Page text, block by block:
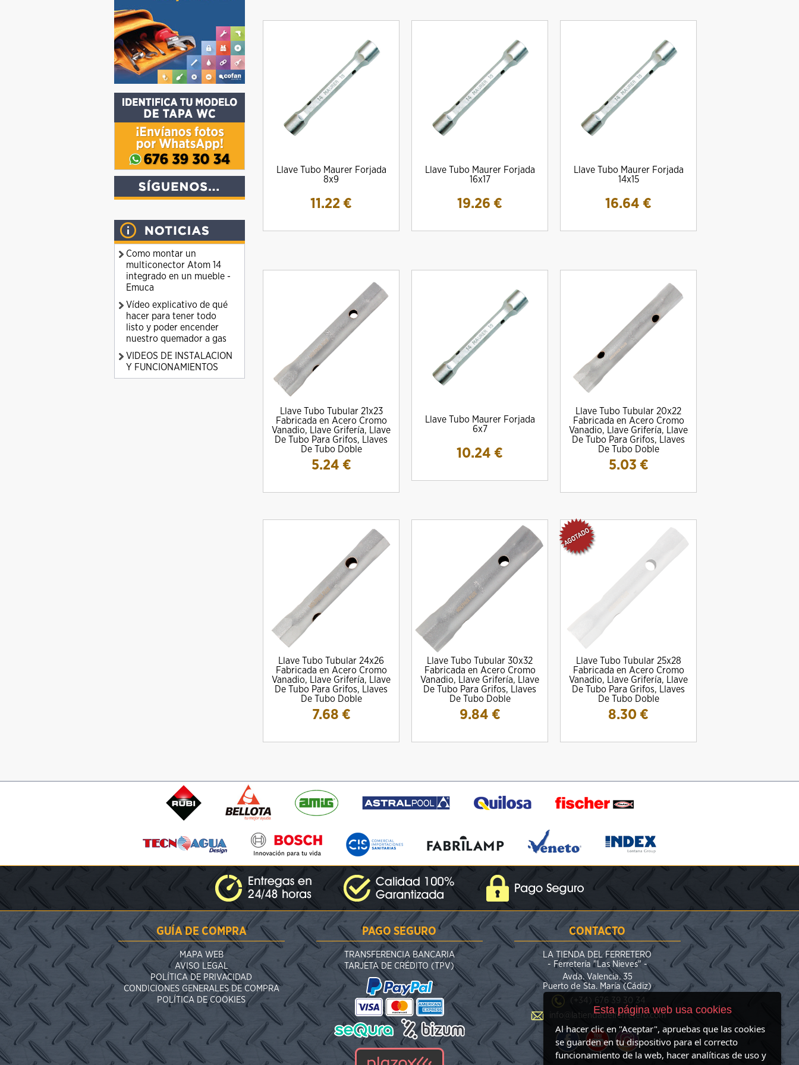
Como montar un
multiconector Atom 14
integrado en un mueble -
Emuca
Vídeo explicativo de qué
hacer para tener todo
listo y poder encender
nuestro quemador a gas
VIDEOS DE INSTALACION
Y FUNCIONAMIENTOS
Llave Tubo Maurer Forjada
8x9
11.22 €
Llave Tubo Maurer Forjada
16x17
19.26 €
Llave Tubo Maurer Forjada
14x15
16.64 €
Llave Tubo Tubular 21x23
Fabricada en Acero Cromo
Vanadio, Llave Grifería, Llave
De Tubo Para Grifos, Llaves
De Tubo Doble
5.24 €
Llave Tubo Maurer Forjada
6x7
10.24 €
Llave Tubo Tubular 20x22
Fabricada en Acero Cromo
Vanadio, Llave Grifería, Llave
De Tubo Para Grifos, Llaves
De Tubo Doble
5.03 €
Llave Tubo Tubular 24x26
Fabricada en Acero Cromo
Vanadio, Llave Grifería, Llave
De Tubo Para Grifos, Llaves
De Tubo Doble
7.68 €
Llave Tubo Tubular 30x32
Fabricada en Acero Cromo
Vanadio, Llave Grifería, Llave
De Tubo Para Grifos, Llaves
De Tubo Doble
9.84 €
Llave Tubo Tubular 25x28
Fabricada en Acero Cromo
Vanadio, Llave Grifería, Llave
De Tubo Para Grifos, Llaves
De Tubo Doble
8.30 €
GUÍA DE COMPRA
MAPA WEB
AVISO LEGAL
POLÍTICA DE PRIVACIDAD
CONDICIONES GENERALES DE COMPRA
POLÍTICA DE COOKIES
PAGO SEGURO
TRANSFERENCIA BANCARIA
TARJETA DE CRÉDITO (TPV)
CONTACTO
LA TIENDA DEL FERRETERO
- Ferretería "Las Nieves" -
Avda. Valencia, 35
Puerto de Sta. María (Cádiz)
(+34) 676 39 30 34
info@latiendadelferretero.com
Esta página web usa cookies
Al hacer clic en "Aceptar", apruebas que las cookies
se guarden en tu dispositivo para el correcto
funcionamiento de la web, hacer analíticas de uso y